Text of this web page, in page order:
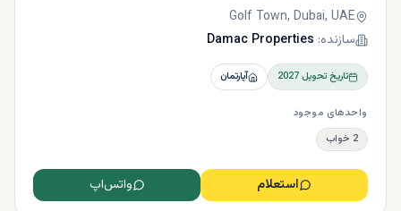
Golf Town, Dubai, UAE
سازنده: Damac Properties
تاریخ تحویل2027 آپارتمان
واحدهای موجود
2 خواب
استعلام واتس‌اپ